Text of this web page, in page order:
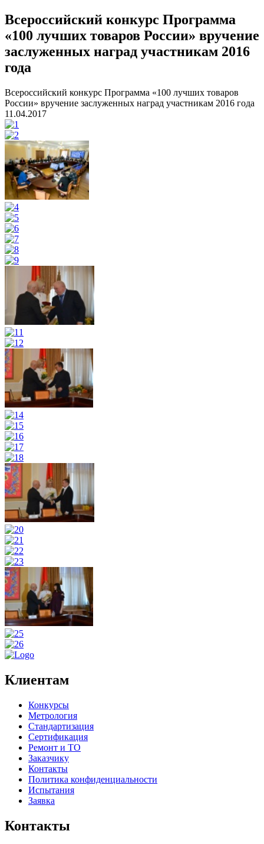
Всероссийский конкурс Программа
«100 лучших товаров России» вручение
заслуженных наград участникам 2016
года
Всероссийский конкурс Программа «100 лучших товаров
России» вручение заслуженных наград участникам 2016 года
11.04.2017
Клиентам
Конкурсы
Метрология
Стандартизация
Сертификация
Ремонт и ТО
Заказчику
Контакты
Политика конфиденциальности
Испытания
Заявка
Контакты